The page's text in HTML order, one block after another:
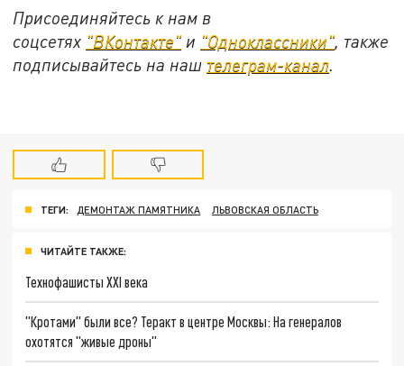
Присоединяйтесь к нам в
соцсетях "ВКонтакте" и "Одноклассники", также
подписывайтесь на наш телеграм-канал.
ТЕГИ: ДЕМОНТАЖ ПАМЯТНИКА ЛЬВОВСКАЯ ОБЛАСТЬ
ЧИТАЙТЕ ТАКЖЕ:
Технофашисты XXI века
"Кротами" были все? Теракт в центре Москвы: На генералов
охотятся "живые дроны"